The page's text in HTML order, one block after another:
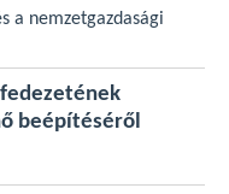
a nemzetgazdasági
beépítéséről